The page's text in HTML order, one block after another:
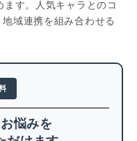
す。人気キャラとのコ
域連携を組み合わせる
悩みを